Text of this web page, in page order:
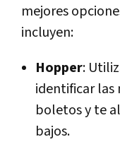
mejores
incluyen:
Hopper:
identificar las
boletos y te
bajos.